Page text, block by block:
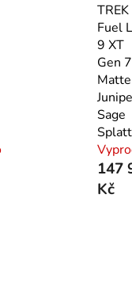
TREK
Fuel
9 XT
Gen 7
Matte
Sage
147
Kč